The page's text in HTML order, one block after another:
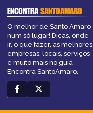
ENCONTRASANTOAMARO
O melhor de Santo Amaro
num só lugar! Dicas, onde
ir, o que fazer, as melhores
empresas, locais, serviços
e muito mais no guia
Encontra SantoAmaro.